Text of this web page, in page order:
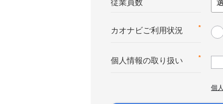
従業員数
*
カオナビご利用状況
*
個人情報の取り扱い
個